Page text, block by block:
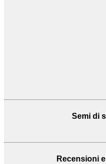
Semi di
Recensioni